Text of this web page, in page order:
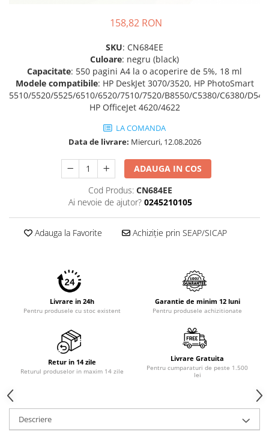
158,82 RON
SKU: CN684EE
Culoare: negru (black)
Capacitate: 550 pagini A4 la o acoperire de 5%, 18 ml
Modele compatibile: HP DeskJet 3070/3520, HP PhotoSmart
5510/5520/5525/6510/6520/7510/7520/B8550/C5380/C6380/
HP OfficeJet 4620/4622
LA COMANDA
Data de livrare: Miercuri, 12.08.2026
ADAUGA IN COS
Cod Produs: CN684EE
Ai nevoie de ajutor? 0245210105
Adauga la Favorite Achiziție prin SEAP/SICAP
Livrare in 24h
Pentru produsele cu stoc existent
Garantie de minim 12 luni
Pentru produsele achizitionate
Retur in 14 zile
Returul produselor in maxim 14 zile
Livrare Gratuita
Pentru cumparaturi de peste 1.500
lei
Descriere